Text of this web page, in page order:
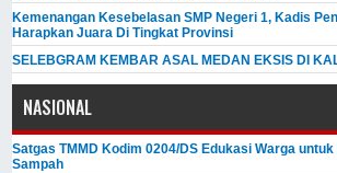
Kemenangan Kesebelasan SMP Negeri 1, Kadis
Harapkan Juara Di Tingkat Provinsi
SELEBGRAM KEMBAR ASAL MEDAN EKSIS DI
NASIONAL
Satgas TMMD Kodim 0204/DS Edukasi Warga
Sampah